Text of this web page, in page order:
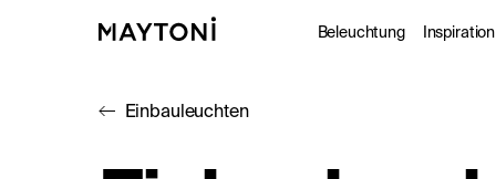
Beleuchtung Inspiration
Einbauleuchten